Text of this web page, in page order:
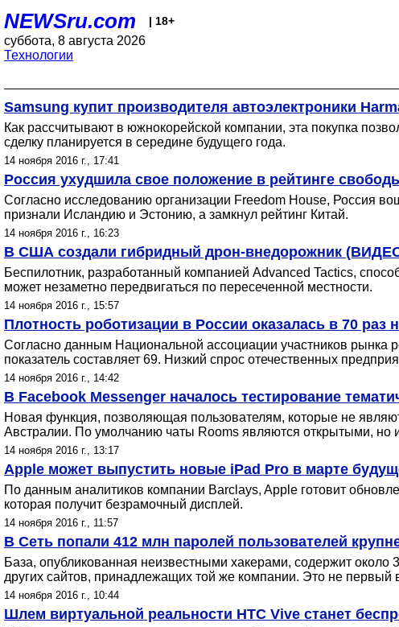
NEWSru.com | 18+
суббота, 8 августа 2026
Технологии
Samsung купит производителя автоэлектроники
Как рассчитывают в южнокорейской компании, эта покупка
сделку планируется в середине будущего года.
14 ноября 2016 г., 17:41
Россия ухудшила свое положение в рейтинге
Согласно исследованию организации Freedom House, Россия
признали Исландию и Эстонию, а замкнул рейтинг Китай.
14 ноября 2016 г., 16:23
В США создали гибридный дрон-внедорожник
Беспилотник, разработанный компанией Advanced Tactics,
может незаметно передвигаться по пересеченной местности.
14 ноября 2016 г., 15:57
Плотность роботизации в России оказалась в 70 раз
Согласно данным Национальной ассоциации участников рынка
показатель составляет 69. Низкий спрос отечественных
14 ноября 2016 г., 14:42
В Facebook Messenger началось тестирование
Новая функция, позволяющая пользователям, которые не
Австралии. По умолчанию чаты Rooms являются открытыми, но
14 ноября 2016 г., 13:17
Apple может выпустить новые iPad Pro в марте
По данным аналитиков компании Barclays, Apple готовит
которая получит безрамочный дисплей.
14 ноября 2016 г., 11:57
В Сеть попали 412 млн паролей пользователей
База, опубликованная неизвестными хакерами, содержит
других сайтов, принадлежащих той же компании. Это не первый
14 ноября 2016 г., 10:44
Шлем виртуальной реальности HTC Vive станет